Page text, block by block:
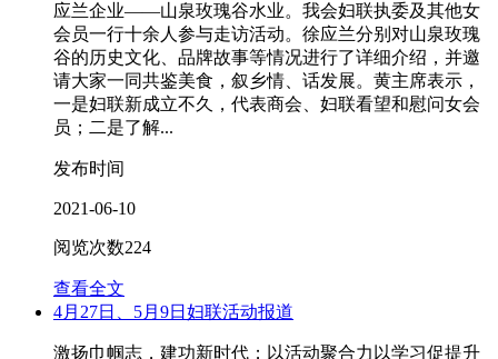
应兰企业——山泉玫瑰谷水业。我会妇联执委及其他女
会员一行十余人参与走访活动。徐应兰分别对山泉玫瑰
谷的历史文化、品牌故事等情况进行了详细介绍，并邀
请大家一同共鉴美食，叙乡情、话发展。黄主席表示，
一是妇联新成立不久，代表商会、妇联看望和慰问女会
员；二是了解...
发布时间
2021-06-10
阅览次数224
查看全文
4月27日、5月9日妇联活动报道
激扬巾帼志，建功新时代；以活动聚合力以学习促提升